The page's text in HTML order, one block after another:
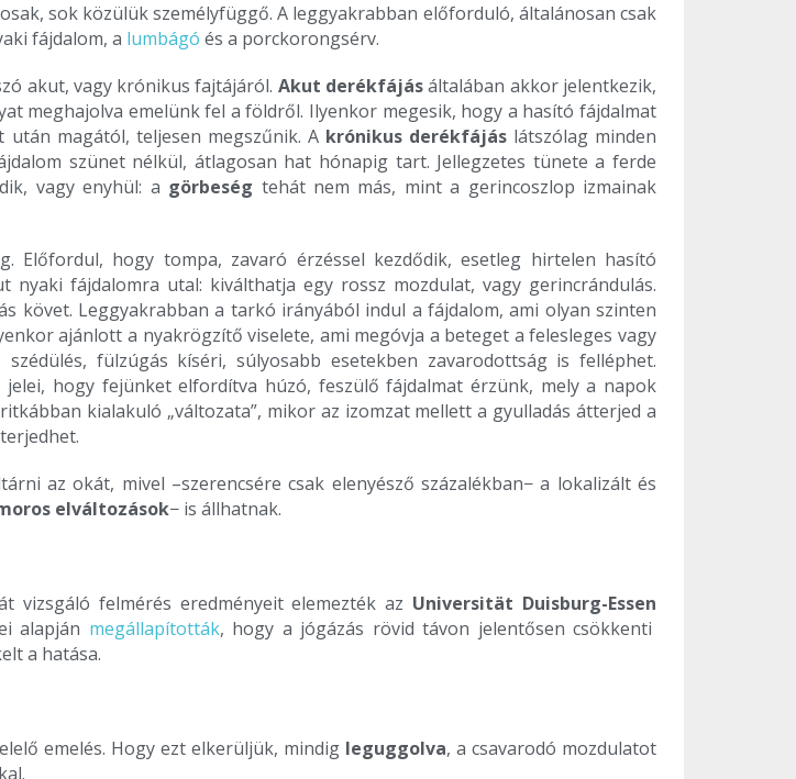
sok közülük személyfüggő. A leggyakrabban előforduló, általánosan csak
fájdalom, a lumbágó és a porckorongsérv.
akut, vagy krónikus fajtájáról. Akut derékfájásáltalában akkor jelentkezik,
meghajolva emelünk fel a földről. Ilyenkor megesik, hogy a hasító fájdalmat
magától, teljesen megszűnik. A krónikus derékfájáslátszólag minden
szünet nélkül, átlagosan hat hónapig tart. Jellegzetes tünete a ferde
vagy enyhül: a görbeség tehát nem más, mint a gerincoszlop izmainak
Előfordul, hogy tompa, zavaró érzéssel kezdődik, esetleg hirtelen hasító
fájdalomra utal: kiválthatja egy rossz mozdulat, vagy gerincrándulás.
követ. Leggyakrabban a tarkó irányából indul a fájdalom, ami olyan szinten
ajánlott a nyakrögzítő viselete, ami megóvja a beteget a felesleges vagy
szédülés, fülzúgás kíséri, súlyosabb esetekben zavarodottság is felléphet.
hogy fejünket elfordítva húzó, feszülő fájdalmat érzünk, mely a napok
kialakuló „változata”, mikor az izomzat mellett a gyulladás átterjed a
az okát, mivel –szerencsére csak elenyésző százalékban− a lokalizált és
elváltozások− is állhatnak.
felmérés eredményeit elemezték az Universität Duisburg-Essen
alapján megállapították, hogy a jógázás rövid távon jelentősen csökkenti
a hatása.
emelés. Hogy ezt elkerüljük, mindig leguggolva, a csavarodó mozdulatot